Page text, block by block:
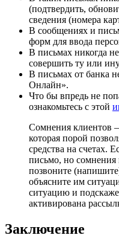
(подтвердить,
сведения (номера
В сообщениях и
форм для ввода
В письмах никогда
совершить ту или
В письмах от банка
Онлайн».
Что бы впредь не
ознакомьтесь с этой
Сомнения клиентов
которая порой
средства на счетах.
письмо, но
позвоните
объясните им
ситуацию и
активирована
Заключение